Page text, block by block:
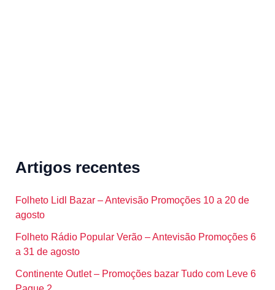
Artigos recentes
Folheto Lidl Bazar – Antevisão Promoções 10 a 20 de
agosto
Folheto Rádio Popular Verão – Antevisão Promoções 6
a 31 de agosto
Continente Outlet – Promoções bazar Tudo com Leve 6